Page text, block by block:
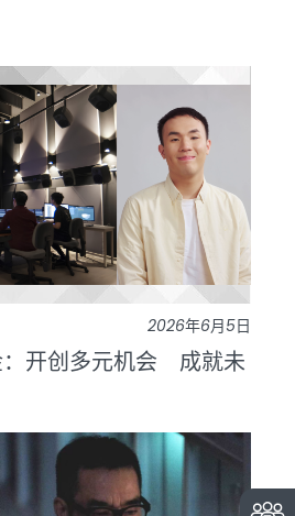
2026年6月5日
：开创多元机会 成就未